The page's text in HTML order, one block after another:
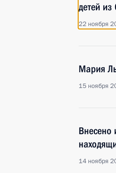
детей
22 ноября
Мария
15 ноября
Внесено
14 ноября